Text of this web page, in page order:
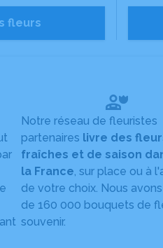
fleurs
Notre réseau de fleuristes
partenaires livre des
fraîches et de saison
la France, sur place ou à
de votre choix. Nous
de 160 000 bouquets de
souvenir.